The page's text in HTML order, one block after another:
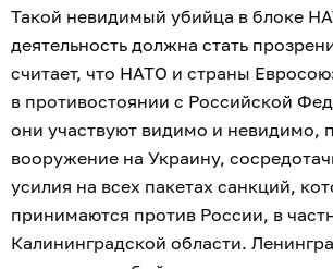
Такой невидимый убийца в блоке
деятельность должна стать
считает, что НАТО и страны
в противостоянии с Российской
они участвуют видимо и невидимо,
вооружение на Украину,
усилия на всех пакетах санкций,
принимаются против России, в
Калининградской области.